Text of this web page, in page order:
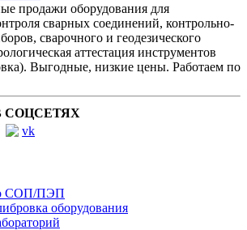
продажи оборудования для
сварных соединений, контрольно-
сварочного и геодезического
аттестация инструментов
Выгодные, низкие цены. Работаем по
СОП/ПЭП
оборудования